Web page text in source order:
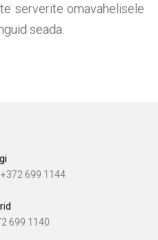
serverite omavahelisele
seada.
699 1144
699 1140